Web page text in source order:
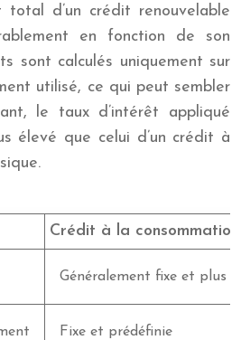
total d’un crédit renouvelable
en fonction de son
sont calculés uniquement sur
utilisé, ce qui peut sembler
le taux d’intérêt appliqué
élevé que celui d’un crédit à
Crédit à la consommation
Généralement fixe et plus
Fixe et prédéfinie